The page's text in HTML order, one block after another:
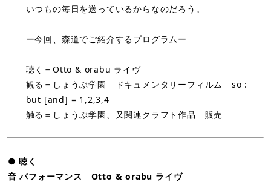
いつもの毎日を送っているからなのだろう。
ー今回、森道でご紹介するプログラムー
聴く＝Otto & orabu ライヴ
観る＝しょうぶ学園 ドキュメンタリーフィルム so :
but [and] = 1,2,3,4
触る＝しょうぶ学園、又関連クラフト作品 販売
● 聴く
音 パフォーマンス Otto & orabu ライヴ